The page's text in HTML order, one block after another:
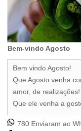
Bem-vindo Agosto
Bem vindo Agosto!
Que Agosto venha
amor, de realizações!
Que ele venha a
780 Enviaram ao